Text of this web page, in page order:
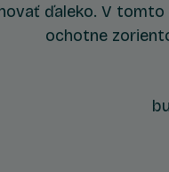
ďaleko. V
ochotne